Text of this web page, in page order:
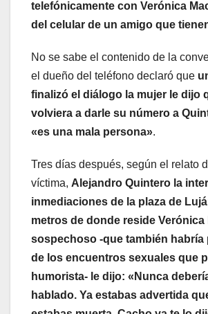
telefónicamente con Verónica
del celular de un amigo que
No se sabe el contenido de la
el dueño del teléfono declaró que
finalizó el diálogo la mujer le dijo
volviera a darle su número a
«es una mala persona».
Tres días después, según el relato
víctima, Alejandro Quintero la
inmediaciones de la plaza de
metros de donde reside Verónica
sospechoso -que también habría
de los encuentros sexuales que
humorista- le dijo: «Nunca
hablado. Ya estabas advertida